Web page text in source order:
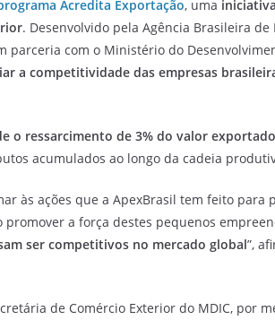
p
p
Acredita Exportação, uma
. Desenvolvido pela Agência Brasileira de
parceria com o Ministério do
a competitividade das empresas
o ressarcimento de 3% do valor exportado
acumulados ao longo da cadeia
às ações que a ApexBrasil tem feito para
promover a força destes pequenos
ser competitivos no mercado global”,
de Comércio Exterior do MDIC, por